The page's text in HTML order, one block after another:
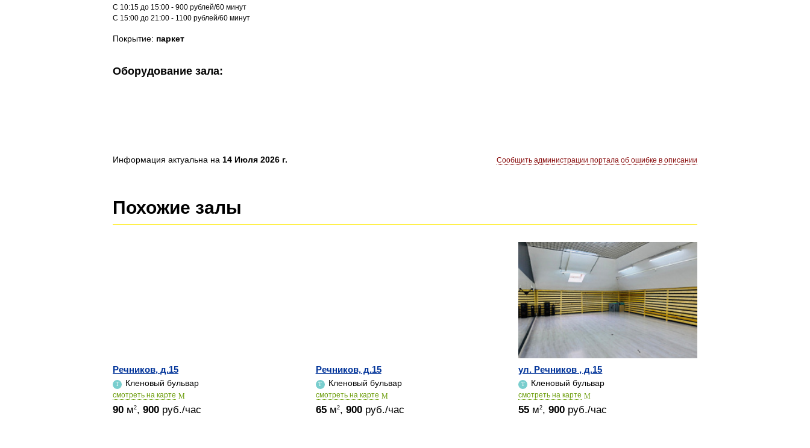
C 10:15 до 15:00 - 900 рублей/60 минут
С 15:00 до 21:00 - 1100 рублей/60 минут
Покрытие: паркет
Оборудование зала:
Сообщить администрации портала об ошибке в описании
Информация актуальна на 14 Июля 2026 г.
Похожие залы
Речников, д.15
Кленовый бульвар
cмотреть на карте
90 м2, 900 руб./час
Речников, д.15
Кленовый бульвар
cмотреть на карте
65м2, 900руб./час
ул. Речников , д.15
Кленовый бульвар
cмотреть на карте
55 м2,900 руб./час